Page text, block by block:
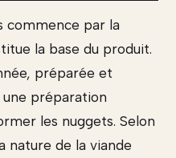
commence par la
la base du produit.
préparée et
préparation
les nuggets. Selon
nature de la viande